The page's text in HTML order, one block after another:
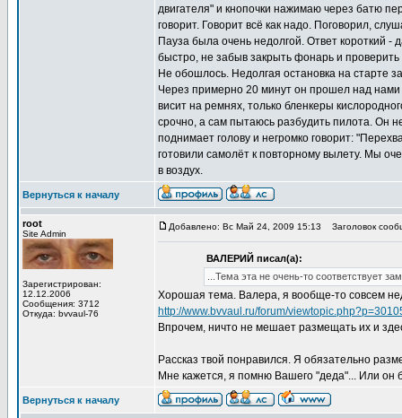
двигателя" и кнопочки нажимаю через батю
говорит. Говорит всё как надо. Поговорил,
Пауза была очень недолгой. Ответ короткий
быстро, не забыв закрыть фонарь и
Не обошлось. Недолгая остановка на старте
Через примерно 20 минут он прошел над нами
висит на ремнях, только бленкеры
срочно, а сам пытаюсь разбудить пилота. Он
поднимает голову и негромко говорит:
готовили самолёт к повторному вылету. Мы
в воздух.
Вернуться к началу
root
Site Admin
Зарегистрирован:
12.12.2006
Сообщения: 3712
Откуда: bvvaul-76
Добавлено: Вс Май 24, 2009 15:13 Заголовок
ВАЛЕРИЙ писал(а):
...Тема эта не очень-то соответствует
Хорошая тема. Валера, я вообще-то совсем
http://www.bvvaul.ru/forum/
Впрочем, ничто не мешает размещать их и
Рассказ твой понравился. Я обязательно
Мне кажется, я помню Вашего "деда"... Или он
Вернуться к началу